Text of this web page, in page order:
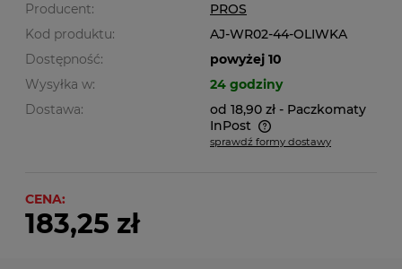
Producent:
PROS
Kod produktu:
AJ-WR02-44-OLIWKA
Dostępność:
powyżej 10
Wysyłka w:
24 godziny
Dostawa:
od 18,90 zł - Paczkomaty
InPost
Cena nie zawiera ewentualnych kosztów płatności
sprawdź formy dostawy
CENA:
183,25 zł